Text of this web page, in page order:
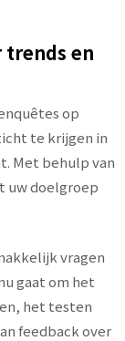
trends en
op
te krijgen in
Met behulp van
uw doelgroep
vragen
gaat om het
het testen
feedback over